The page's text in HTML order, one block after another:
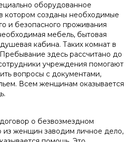
оборудованное
котором созданы необходимые
и безопасного проживания
мебель, бытовая
кабина. Таких комнат в
здесь рассчитано до
учреждения помогают
вопросы с документами,
Всем женщинам оказывается
о безвозмездном
женщин заводим личное дело,